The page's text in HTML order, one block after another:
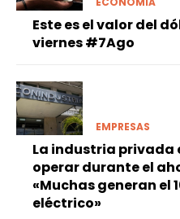
Este es el valor del
viernes #7Ago
EMPRESAS
La industria privada
operar durante el
«Muchas generan el
eléctrico»